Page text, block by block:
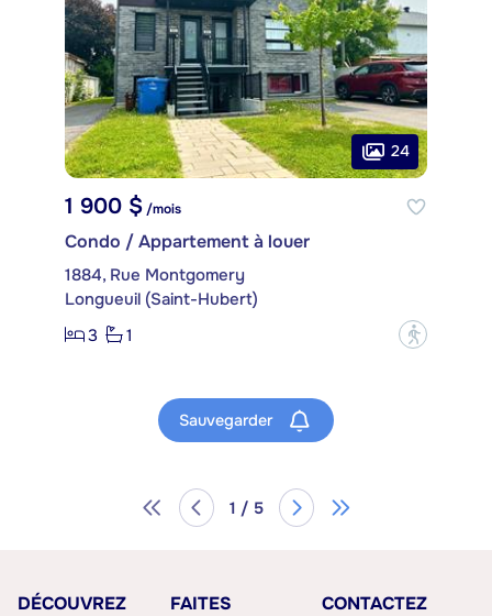
24
1 900 $/mois
Condo / Appartement à louer
1884, Rue Montgomery
Longueuil (Saint-Hubert)
3
1 ?
Sauvegarder
1 / 5
DÉCOUVREZ
FAITES
CONTACTEZ